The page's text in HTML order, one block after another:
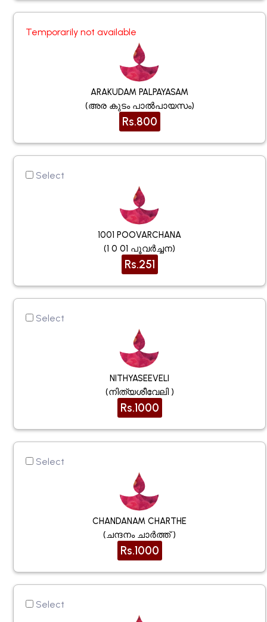
Temporarily not available
ARAKUDAM PALPAYASAM
(അര കുടം പാൽപായസം)
Rs.800
Select
1001 POOVARCHANA
(1 0 01 പൂവർച്ചന)
Rs.251
Select
NITHYASEEVELI
(നിത്യശീവേലി )
Rs.1000
Select
CHANDANAM CHARTHE
(ചന്ദനം ചാർത്ത് )
Rs.1000
Select